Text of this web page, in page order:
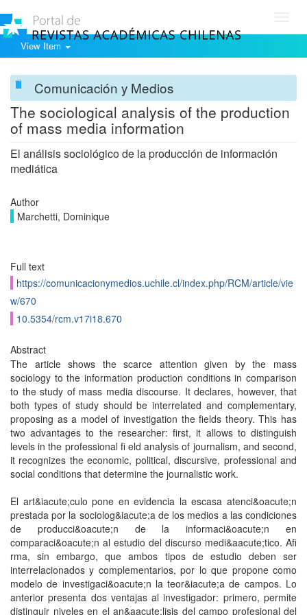
View Item
Comunicación y Medios
The sociological analysis of the production
of mass media information
El análisis sociológico de la producción de información
mediática
Author
Marchetti, Dominique
Full text
https://comunicacionymedios.uchile.cl/index.php/RCM/article/vie
w/670
10.5354/rcm.v17i18.670
Abstract
The article shows the scarce attention given by the mass
sociology to the information production conditions in comparison
to the study of mass media discourse. It declares, however, that
both types of study should be interrelated and complementary,
proposing as a model of investigation the fields theory. This has
two advantages to the researcher: first, it allows to distinguish
levels in the professional fi eld analysis of journalism, and second,
it recognizes the economic, political, discursive, professional and
social conditions that determine the journalistic work.
El art&iacute;culo pone en evidencia la escasa atenci&oacute;n
prestada por la sociolog&iacute;a de los medios a las condiciones
de producci&oacute;n de la informaci&oacute;n en
comparaci&oacute;n al estudio del discurso medi&aacute;tico. Afi
rma, sin embargo, que ambos tipos de estudio deben ser
interrelacionados y complementarios, por lo que propone como
modelo de investigaci&oacute;n la teor&iacute;a de campos. Lo
anterior presenta dos ventajas al investigador: primero, permite
distinguir niveles en el an&aacute;lisis del campo profesional del